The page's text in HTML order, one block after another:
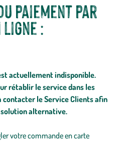
paiement par
ligne :
actuellement indisponible.
rétablir le service dans les
contacter le Service Clients afin
solution alternative.
votre commande en carte